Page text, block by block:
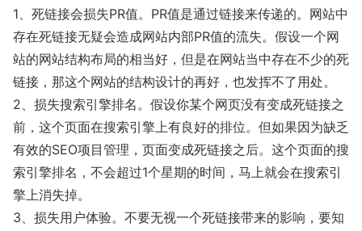
1、死链接会损失PR值。PR值是通过链接来传递的。网站中
存在死链接无疑会造成网站内部PR值的流失。假设一个网
站的网站结构布局的相当好，但是在网站当中存在不少的死
链接，那这个网站的结构设计的再好，也发挥不了用处。
2、损失搜索引擎排名。假设你某个网页没有变成死链接之
前，这个页面在搜索引擎上有良好的排位。但如果因为缺乏
有效的SEO项目管理，页面变成死链接之后。这个页面的搜
索引擎排名，不会超过1个星期的时间，马上就会在搜索引
擎上消失掉。
3、损失用户体验。不要无视一个死链接带来的影响，要知